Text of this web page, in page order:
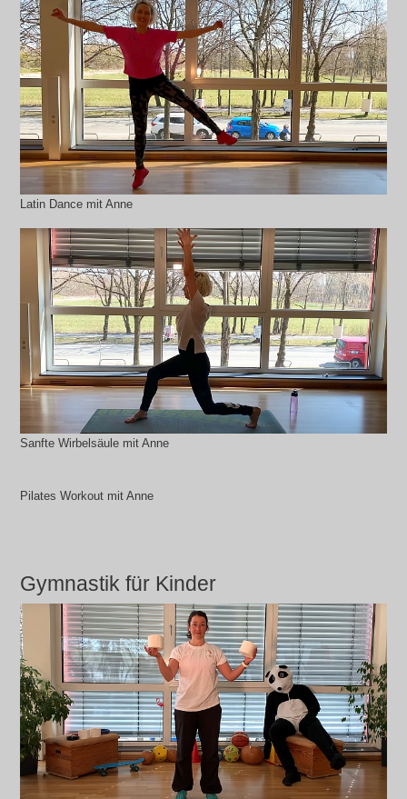
Latin Dance mit Anne
Sanfte Wirbelsäule mit Anne
Pilates Workout mit Anne
Gymnastik für Kinder